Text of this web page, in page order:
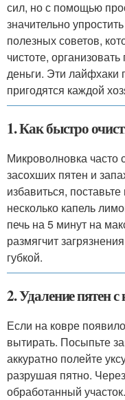
сил, но с помощью
значительно
полезных советов,
чистоте,
деньги. Эти
пригодятся каждой
1. Как быстро
Микроволновка часто
засохших пятен и
избавиться,
несколько капель
печь на 5 минут на
размягчит
губкой.
2. Удаление пятен с
Если на ковре
вытирать. Посыпьте
аккуратно полейте
разрушая пятно.
обработанный участок.